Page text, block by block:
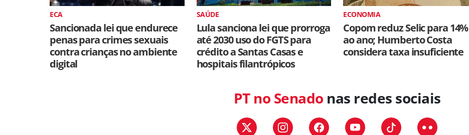
ECA
Sancionada lei que endurece
penas para crimes sexuais
contra crianças no ambiente
digital
SAÚDE
Lula sanciona lei que prorroga
até 2030 uso do FGTS para
crédito a Santas Casas e
hospitais filantrópicos
ECONOMIA
Copom reduz Selic para 14%
ao ano; Humberto Costa
considera taxa insuficiente
PT no Senado nas redes sociais